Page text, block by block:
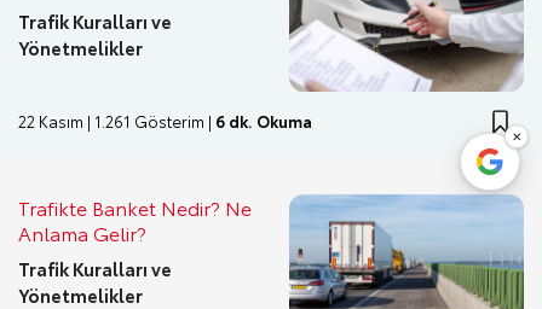
Trafik Kuralları ve
Yönetmelikler
22 Kasım | 1.261 Gösterim | 6 dk. Okuma
Trafikte Banket Nedir? Ne
Anlama Gelir?
Trafik Kuralları ve
Yönetmelikler
×